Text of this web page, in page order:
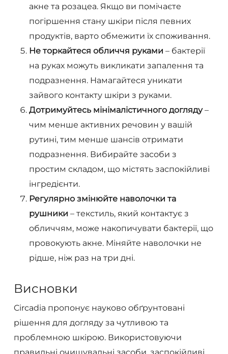
акне та розацеа. Якщо ви помічаєте
погіршення стану шкіри після певних
продуктів, варто обмежити їх споживання.
Не торкайтеся обличчя руками – бактерії
на руках можуть викликати запалення та
подразнення. Намагайтеся уникати
зайвого контакту шкіри з руками.
Дотримуйтесь мінімалістичного догляду–
чим менше активних речовин у вашій
рутині, тим менше шансів отримати
подразнення. Вибирайте засоби з
простим складом, що містять заспокійливі
інгредієнти.
Регулярно змінюйте наволочки та
рушники – текстиль, який контактує з
обличчям, може накопичувати бактерії, що
провокують акне. Міняйте наволочки не
рідше, ніж раз на три дні.
Висновки
Circadia пропонує науково обґрунтовані
рішення для догляду за чутливою та
проблемною шкірою. Використовуючи